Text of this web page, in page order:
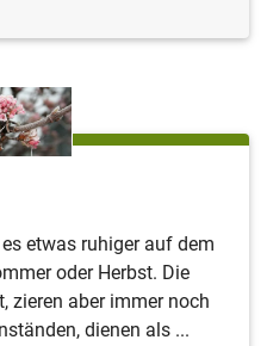
etwas ruhiger auf dem
oder Herbst. Die
zieren aber immer noch
dienen als ...